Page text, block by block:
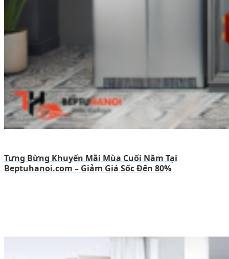
Tưng Bừng Khuyến Mãi Mùa Cuối Năm Tại
Beptuhanoi.com – Giảm Giá Sốc Đến 80%